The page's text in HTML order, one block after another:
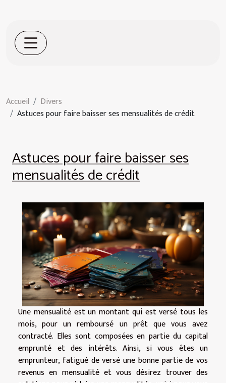
Accueil
Divers
Astuces pour faire baisser ses mensualités de crédit
Astuces pour faire baisser ses
mensualités de crédit
Une mensualité est un montant qui est versé tous les
mois, pour un remboursé un prêt que vous avez
contracté. Elles sont composées en partie du capital
emprunté et des intérêts. Ainsi, si vous êtes un
emprunteur, fatigué de versé une bonne partie de vos
revenus en mensualité et vous désirez trouver des